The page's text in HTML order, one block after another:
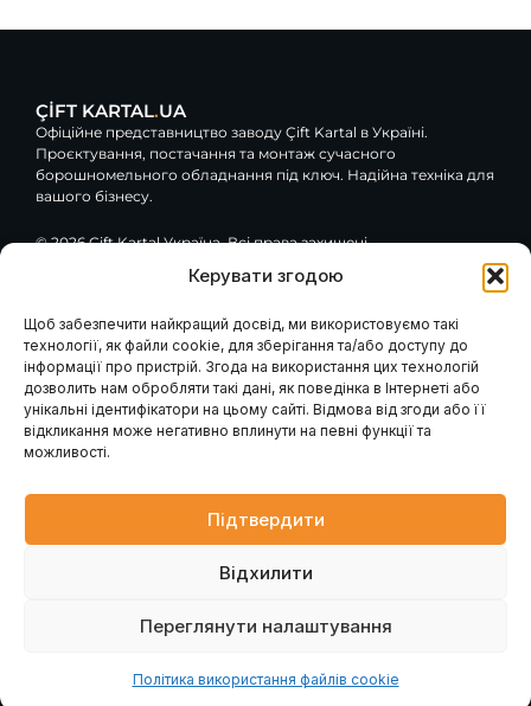
Керувати згодою
Щоб забезпечити найкращий досвід, ми використовуємо такі
технології, як файли cookie, для зберігання та/або доступу до
інформації про пристрій. Згода на використання цих технологій
дозволить нам обробляти такі дані, як поведінка в Інтернеті або
унікальні ідентифікатори на цьому сайті. Відмова від згоди або її
відкликання може негативно вплинути на певні функції та
можливості.
Підтвердити
Відхилити
Переглянути налаштування
Політика використання файлів cookie
ÇİFT KARTAL.UA
Офіційне представництво заводу Çift Kartal в Україні.
Проєктування, постачання та монтаж сучасного
борошномельного обладнання під ключ. Надійна техніка для
вашого бізнесу.
© 2026 Çift Kartal Україна. Всі права захищені.
c
e
b
o
o
k
-
f
u
t
u
b
e
o
g
l
e
Навігація
Каталог обладнання
Про компанію
Наші проєкти
Контакти
Головна
Клієнтам / Послуги
Гарантія та сервіс
Модернізація вашого
млина
Консультація інженера
Проєктування млинів
Контакти
вул. Петра Лубенського, 47, м. Лубни, Полтавська обл.,